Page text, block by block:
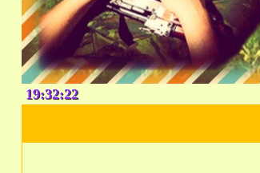
19:32:23